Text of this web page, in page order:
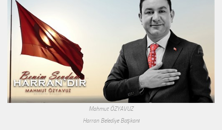
Mahmut ÖZYAVUZ
Harran Belediye Başkanı